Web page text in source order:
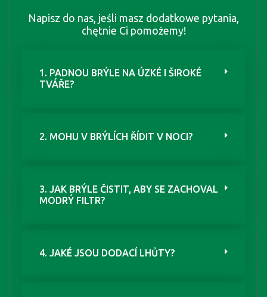
Napisz do nas, jeśli masz dodatkowe pytania,
chętnie Ci pomożemy!
1. PADNOU BRÝLE NA ÚZKÉ I ŠIROKÉ
TVÁŘE?
2. MOHU V BRÝLÍCH ŘÍDIT V NOCI?
3. JAK BRÝLE ČISTIT, ABY SE ZACHOVAL
MODRÝ FILTR?
4. JAKÉ JSOU DODACÍ LHŮTY?